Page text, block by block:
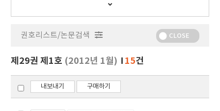
간
행
보
기
권호리스트/논문검색 CLOSE
제29권 제1호 (2012년 1월) 15건
내보내기 구매하기